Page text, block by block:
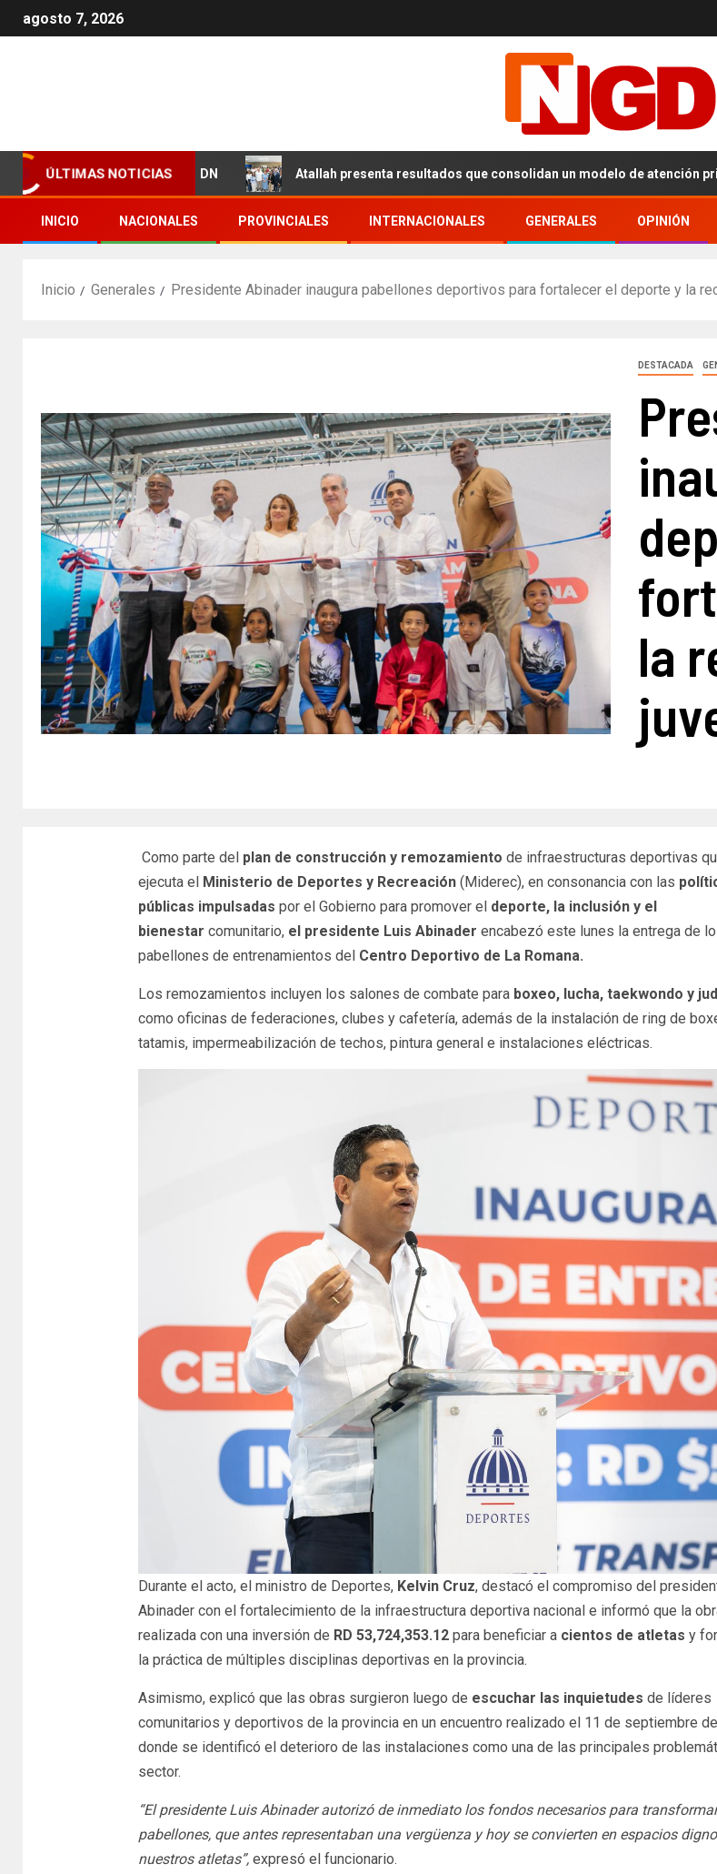
agosto 7, 2026
ÚLTIMAS NOTICIAS
Girasoles en el DN Atallah presenta resultados que consolidan un modelo de atención primaria más
INICIO NACIONALES PROVINCIALES INTERNACIONALES GENERALES OPINIÓN
Inicio Generales Presidente Abinader inaugura pabellones deportivos para fortalecer el deporte y la
DESTACADA
la
Como parte del plan de construcción y remozamiento de infraestructuras deportivas
ejecuta el Ministerio de Deportes y Recreación(Miderec), en consonancia con las
públicas impulsadas por el Gobierno para promover el deporte, la inclusión y el
bienestar comunitario, el presidente Luis Abinader encabezó este lunes la entrega de
pabellones de entrenamientos del Centro Deportivo de La Romana.
Los remozamientos incluyen los salones de combate para boxeo, lucha, taekwondo y
como oficinas de federaciones, clubes y cafetería, además de la instalación de ring de
tatamis, impermeabilización de techos, pintura general e instalaciones eléctricas.
Durante el acto, el ministro de Deportes, Kelvin Cruz, destacó el compromiso del
Abinader con el fortalecimiento de la infraestructura deportiva nacional e informó que la
realizada con una inversión de RD 53,724,353.12para beneficiar a cientos de atletas y
la práctica de múltiples disciplinas deportivas en la provincia.
Asimismo, explicó que las obras surgieron luego de escuchar las inquietudes de líderes
comunitarios y deportivos de la provincia en un encuentro realizado el 11 de septiembre
donde se identificó el deterioro de las instalaciones como una de las principales
sector.
“El presidente Luis Abinader autorizó de inmediato los fondos necesarios para
pabellones, que antes representaban una vergüenza y hoy se convierten en espacios
nuestros atletas”,expresó el funcionario.